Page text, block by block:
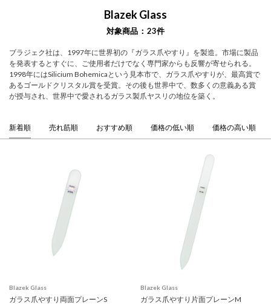
Blazek Glass
対象商品 23件
ブラジェク社は、1997年に世界初の『ガラス爪やすり』を製造。市場に製品
を発表するとすぐに、ご使用者だけでなく専門家からも反響が寄せられる。
1998年にはSilicium Bohemicaという見本市で、ガラス爪やすりが、最高賞で
あるゴールドクリスタル賞を受賞。その後も世界中で、数多くの意義ある賞
が授与され、世界中で愛されるガラス製爪ヤスリの地位を築く。
新着順 売れ筋順 おすすめ順 価格の低い順 価格の高い順
Blazek Glass
ガラス爪やすり両面プレーンS
Blazek Glass
ガラス爪やすり片面プレーンM